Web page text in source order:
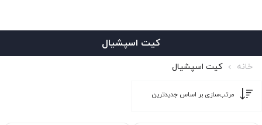
کیت اسپشیال
خانه کیت اسپشیال